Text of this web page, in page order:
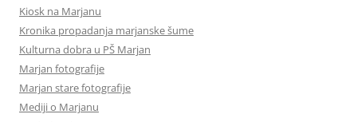
Kiosk na Marjanu
Kronika propadanja marjanske šume
Kulturna dobra u PŠ Marjan
Marjan fotografije
Marjan stare fotografije
Mediji o Marjanu